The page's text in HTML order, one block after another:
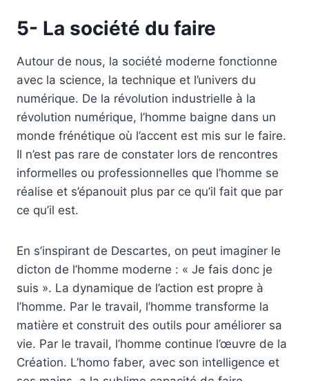
5- La société du faire
Autour de nous, la société moderne fonctionne
avec la science, la technique et l’univers du
numérique. De la révolution industrielle à la
révolution numérique, l’homme baigne dans un
monde frénétique où l’accent est mis sur le faire.
Il n’est pas rare de constater lors de rencontres
informelles ou professionnelles que l’homme se
réalise et s’épanouit plus par ce qu’il fait que par
ce qu’il est.
En s’inspirant de Descartes, on peut imaginer le
dicton de l’homme moderne : « Je fais donc je
suis ». La dynamique de l’action est propre à
l’homme. Par le travail, l’homme transforme la
matière et construit des outils pour améliorer sa
vie. Par le travail, l’homme continue l’œuvre de la
Création. L’homo faber, avec son intelligence et